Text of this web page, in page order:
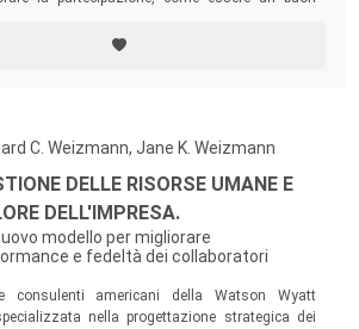
C. Weizmann, Jane K. Weizmann
DELLE RISORSE UMANE E
DELL'IMPRESA.
modello per migliorare
e fedeltà dei collaboratori
consulenti americani della Watson Wyatt
nella progettazione strategica dei